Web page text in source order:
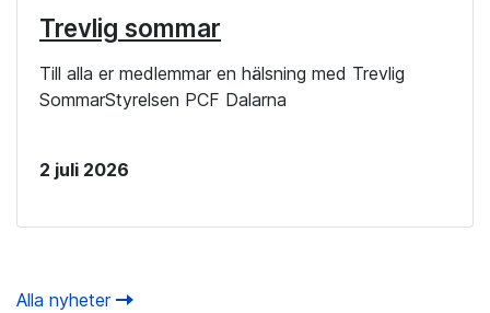
Trevlig sommar
Till alla er medlemmar en hälsning med Trevlig
SommarStyrelsen PCF Dalarna
2 juli 2026
Alla nyheter